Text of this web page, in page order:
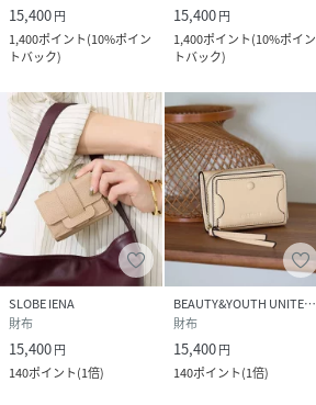
・汗、雨、摩擦などの使用条件等により
物への色移り、パーツの劣化や損傷など
す。
・本品着用後においての素材の擦れや
変色や素材の劣化などは保証/修理対応
付属品：保管箱
レディース
原産国 中国
15,400円
1,400ポイント(10%ポイン
トバック)
15,400円
1,400ポイント(10%ポイン
トバック)
SLOBE IENA
財布
15,400円
140ポイント(1倍)
BEAUTY&YOUTH UNITED ARROWS
財布
15,400円
140ポイント(1倍)